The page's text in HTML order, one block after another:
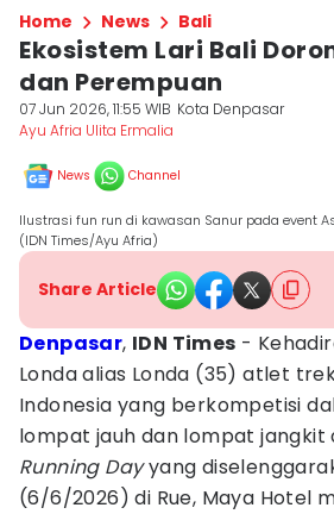
Home News Bali
Ekosistem Lari Bali
dan Perempuan
07 Jun 2026, 11:55 WIB Kota Denpasar
Ayu Afria Ulita Ermalia
News Channel
Ilustrasi fun run di kawasan Sanur pada event
(IDN Times/Ayu Afria)
Share Article
Denpasar, IDN Times -
Londa alias Londa (35) atlet
Indonesia yang berkompetisi
lompat jauh dan lompat jangkit
Running Dayyang
(6/6/2026) di Rue, Maya Hotel